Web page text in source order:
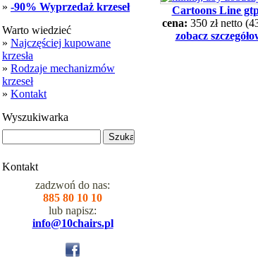
» -90% Wyprzedaż krzeseł
Warto wiedzieć
» Najczęściej kupowane
krzesła
» Rodzaje mechanizmów
krzeseł
» Kontakt
Wyszukiwarka
Kontakt
zadzwoń do nas:
885 80 10 10
lub napisz:
info@10chairs.pl
Cartoons Line
cena: 350 zł netto
zobacz